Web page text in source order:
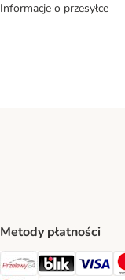
Informacje o przesyłce
Metody płatności
Przelewy24 Payment
Blik Payment
VISA